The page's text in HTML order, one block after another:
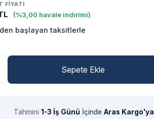
FIYATI
(%3,00 havale indirimi)
başlayan taksitlerle
Sepete Ekle
Tahmini 1-3 İş Günü İçinde Aras Kargo'ya